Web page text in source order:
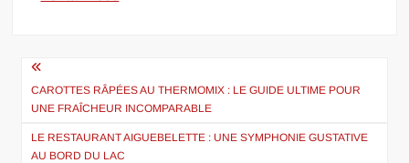
Navigation
de
l’article
CAROTTES RÂPÉES AU THERMOMIX : LE GUIDE ULTIME POUR
UNE FRAÎCHEUR INCOMPARABLE
LE RESTAURANT AIGUEBELETTE : UNE SYMPHONIE GUSTATIVE
AU BORD DU LAC